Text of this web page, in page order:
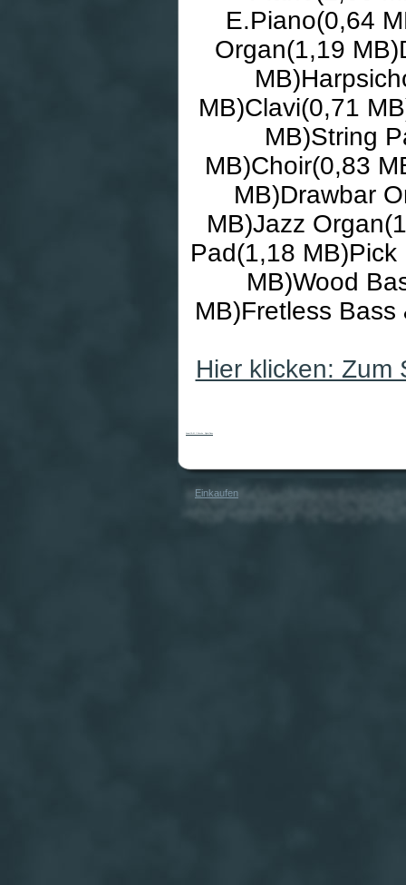
E.Piano(0,64
Organ(1,19
MB)Clavi(0,71
MB)String
MB)Choir(0,83
MB)Drawbar
MB)Jazz
Pad(1,18
MB)Wood
MB)Fretless
Hier klicken: Zum
Einkaufen